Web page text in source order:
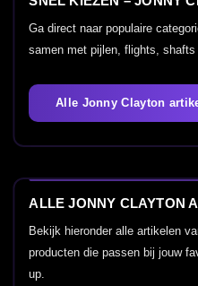
Ga direct naar populaire
samen met pijlen, flights,
Alle Jonny Clayton
ALLE JONNY CLAYTON
Bekijk hieronder alle artikelen
producten die passen bij jouw
up.